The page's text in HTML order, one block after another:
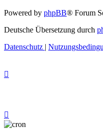
Powered by phpBB® Forum
Deutsche Übersetzung durch
Datenschutz |